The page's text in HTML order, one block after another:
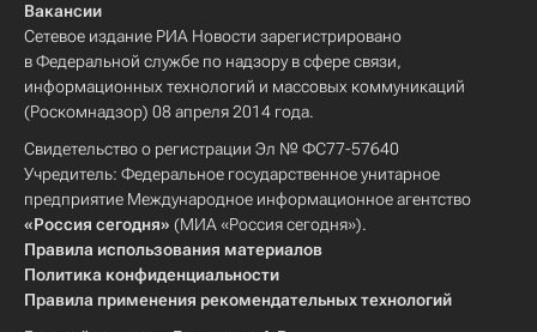
Вакансии
Сетевое издание РИА Новости зарегистрировано
в Федеральной службе по надзору в сфере связи,
информационных технологий и массовых коммуникаций
(Роскомнадзор) 08 апреля 2014 года.
Свидетельство о регистрации Эл № ФС77-57640
Учредитель: Федеральное государственное унитарное
предприятие Международное информационное агентство
«Россия сегодня» (МИА «Россия сегодня»).
Правила использования материалов
Политика конфиденциальности
Правила применения рекомендательных технологий